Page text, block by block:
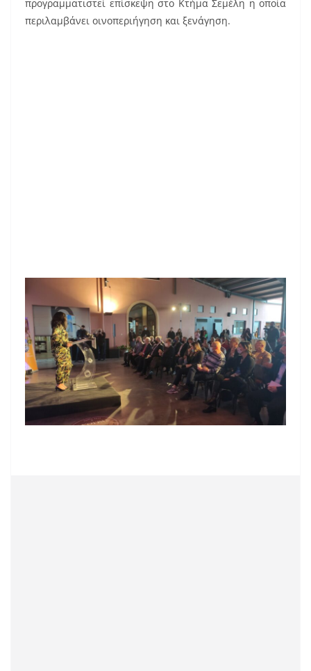
προγραμματιστεί επίσκεψη στο Κτήμα Σεµέλη η οποία
περιλαμβάνει οινοπεριήγηση και ξενάγηση.